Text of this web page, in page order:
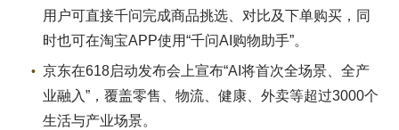
用户可直接千问完成商品挑选、对比及下单购买，同
时也可在淘宝APP使用“千问AI购物助手”。
京东在618启动发布会上宣布“AI将首次全场景、全产
业融入”，覆盖零售、物流、健康、外卖等超过3000个
生活与产业场景。